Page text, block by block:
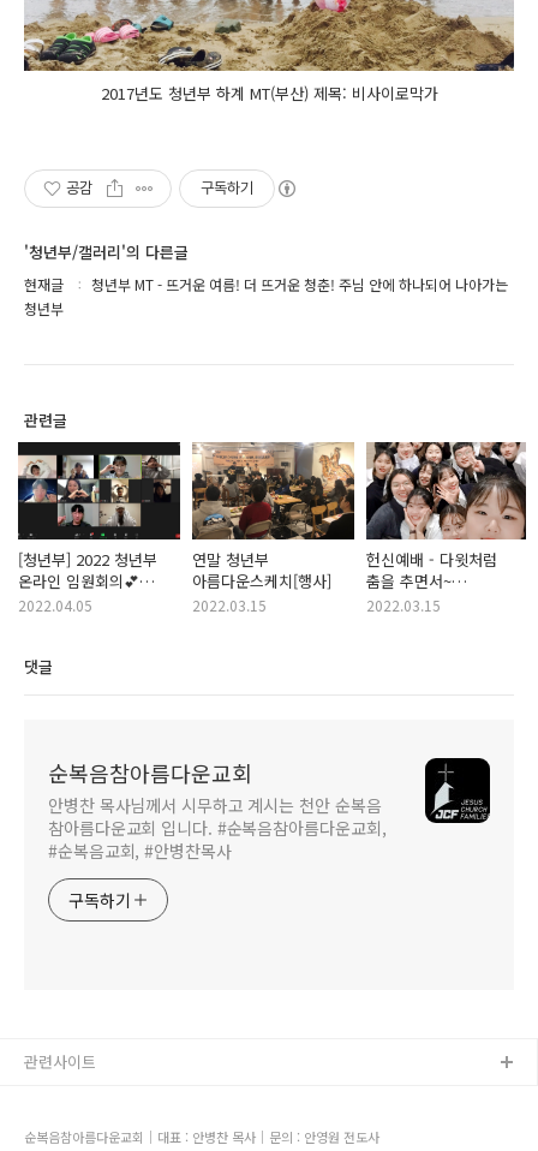
2017년도 청년부 하계 MT(부산) 제목: 비사이로막가
공감 구독하기
'청년부/갤러리'의 다른글
현재글
청년부 MT - 뜨거운 여름! 더 뜨거운 청춘! 주님 안에 하나되어 나아가는
청년부
관련글
[청년부] 2022 청년부
온라인 임원회의💕
(with. 유희정 전도사)
2022.04.05
연말 청년부
아름다운스케치[행사]
2022.03.15
헌신예배 - 다윗처럼
춤을 추면서~
새벽이슬같은 주의
2022.03.15
댓글
순복음참아름다운교회
안병찬 목사님께서 시무하고 계시는 천안 순복음
참아름다운교회 입니다. #순복음참아름다운교회,
#순복음교회, #안병찬목사
구독하기
순복음참아름다운교회｜대표 : 안병찬 목사｜문의 : 안영원 전도사
관련사이트